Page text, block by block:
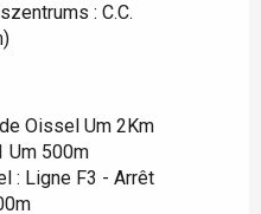
: C.C.
Oissel Um 2Km
Um 500m
: Ligne F3 - Arrêt